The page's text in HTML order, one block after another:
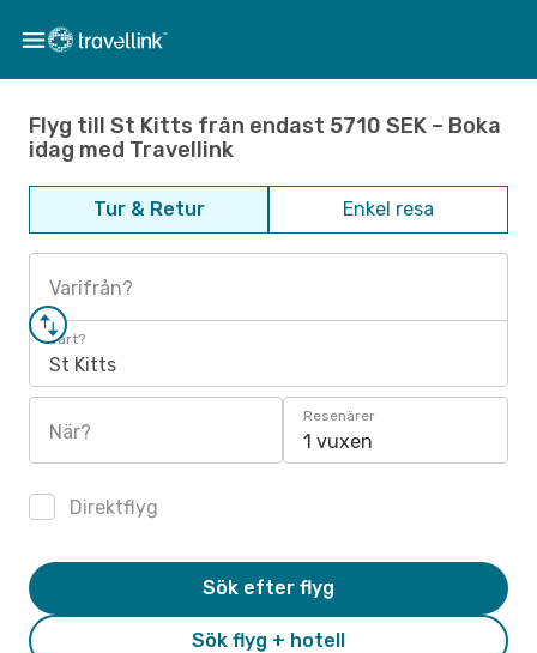
Flyg till St Kitts från endast 5710 SEK – Boka
idag med Travellink
Tur & Retur Enkel resa
Varifrån?
Vart?
St Kitts
När?
Resenärer
1 vuxen
Direktflyg
Sök flyg + hotell
Sök efter flyg